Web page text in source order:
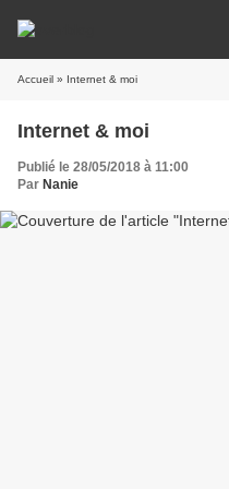
Accueil » Internet & moi
Internet & moi
Publié le 28/05/2018 à 11:00
Par Nanie